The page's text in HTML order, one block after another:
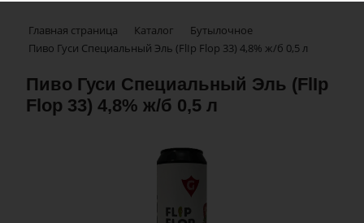
Главная страница Каталог
Бутылочное
Пиво Гуси Специальный Эль (FlIp Flop 33) 4,8% ж/б 0,5 л
Пиво Гуси Специальный Эль (FlIp
Flop 33) 4,8% ж/б 0,5 л